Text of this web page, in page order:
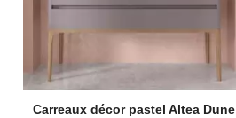
Carreaux décor pastel Altea Dune